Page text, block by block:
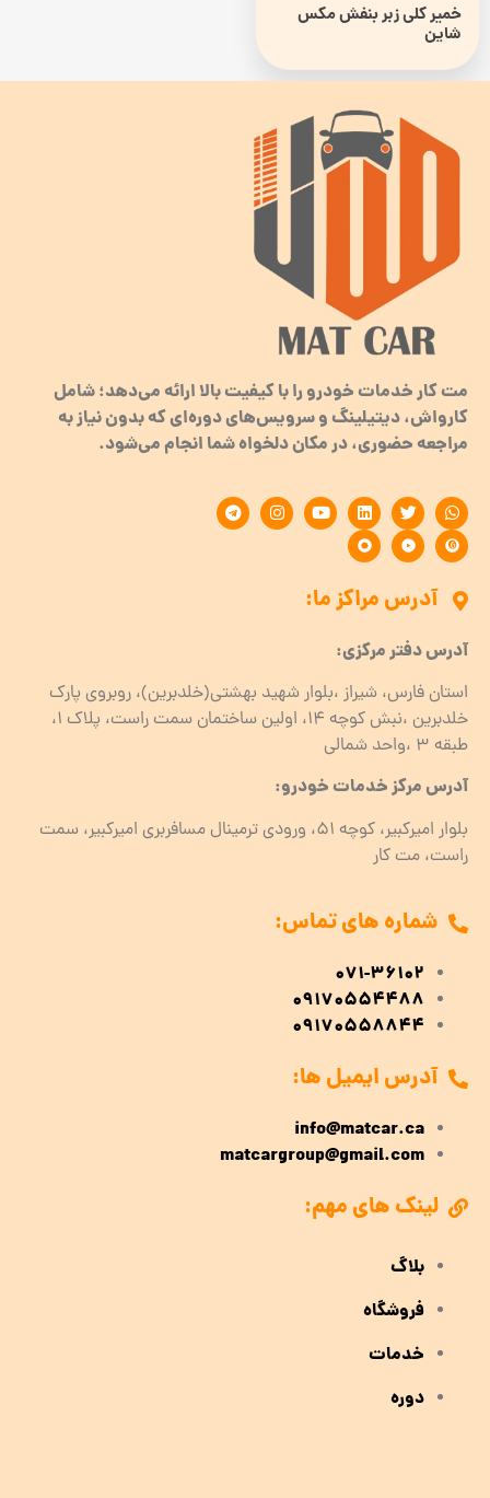
خمیر کلی زبر بنفش مکس
شاین
مت کار خدمات خودرو را با کیفیت بالا ارائه می‌دهد؛ شامل
کارواش، دیتیلینگ و سرویس‌های دوره‌ای که بدون نیاز به
مراجعه حضوری، در مکان دلخواه شما انجام می‌شود.
آدرس مراکز ما:
آدرس دفتر مرکزی:
استان فارس، شیراز ،بلوار شهید بهشتی(خلدبرین)، روبروی پارک
خلدبرین ،نبش کوچه ۱۴، اولین ساختمان سمت راست، پلاک 1،
طبقه ۳ ،واحد شمالی
آدرس مرکز خدمات خودرو:
بلوار امیرکبیر، کوچه 51، ورودی ترمینال مسافربری امیرکبیر، سمت
راست، مت کار
شماره های تماس:
071-36102
09170554488
09170558844
آدرس ایمیل ها:
info@matcar.ca
matcargroup@gmail.com
لینک های مهم:
بلاگ
فروشگاه
خدمات
دوره